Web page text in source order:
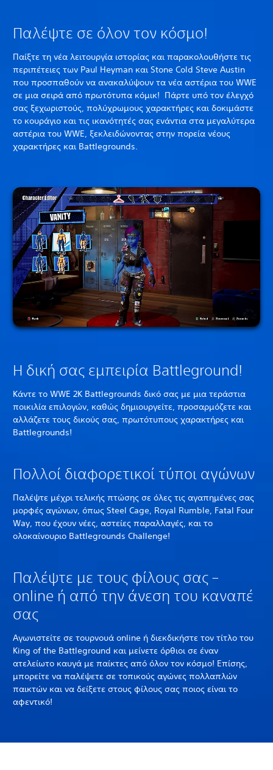
Παλέψτε σε όλον τον κόσμο!
Παίξτε τη νέα λειτουργία ιστορίας και παρακολουθήστε τις
περιπέτειες των Paul Heyman και Stone Cold Steve Austin
που προσπαθούν να ανακαλύψουν τα νέα αστέρια του WWE
σε μια σειρά από πρωτότυπα κόμικ! Πάρτε υπό τον έλεγχό
σας ξεχωριστούς, πολύχρωμους χαρακτήρες και δοκιμάστε
το κουράγιο και τις ικανότητές σας ενάντια στα μεγαλύτερα
αστέρια του WWE, ξεκλειδώνοντας στην πορεία νέους
χαρακτήρες και Battlegrounds.
Η δική σας εμπειρία Battleground!
Κάντε το WWE 2K Battlegrounds δικό σας με μια τεράστια
ποικιλία επιλογών, καθώς δημιουργείτε, προσαρμόζετε και
αλλάζετε τους δικούς σας, πρωτότυπους χαρακτήρες και
Battlegrounds!
Πολλοί διαφορετικοί τύποι αγώνων
Παλέψτε μέχρι τελικής πτώσης σε όλες τις αγαπημένες σας
μορφές αγώνων, όπως Steel Cage, Royal Rumble, Fatal Four
Way, που έχουν νέες, αστείες παραλλαγές, και το
ολοκαίνουριο Battlegrounds Challenge!
Παλέψτε με τους φίλους σας –
online ή από την άνεση του καναπέ
σας
Αγωνιστείτε σε τουρνουά online ή διεκδικήστε τον τίτλο του
King of the Battleground και μείνετε όρθιοι σε έναν
ατελείωτο καυγά με παίκτες από όλον τον κόσμο! Επίσης,
μπορείτε να παλέψετε σε τοπικούς αγώνες πολλαπλών
παικτών και να δείξετε στους φίλους σας ποιος είναι το
αφεντικό!